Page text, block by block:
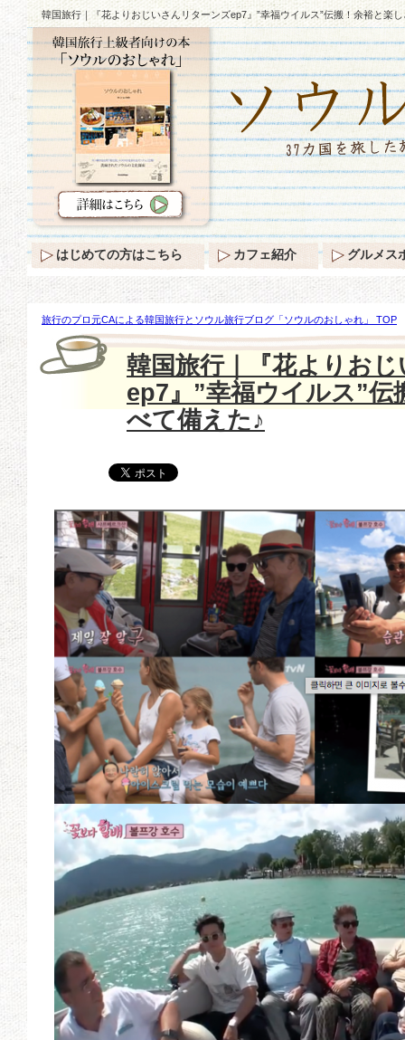
韓国旅行｜『花よりおじいさんリターンズep7』”幸福ウイルス”伝搬！余裕と楽
旅行のプロ元CAによる韓国旅行とソウル旅行ブログ「ソウルのおしゃれ」 TOP
ーンズep7』”幸福ウイルス”伝搬！余裕と楽しさすべて備えた♪
韓国旅行｜『花よりお
ep7』”幸福ウイルス”伝
べて備えた♪
はじめての方はこちら カフェ紹介 グルメス